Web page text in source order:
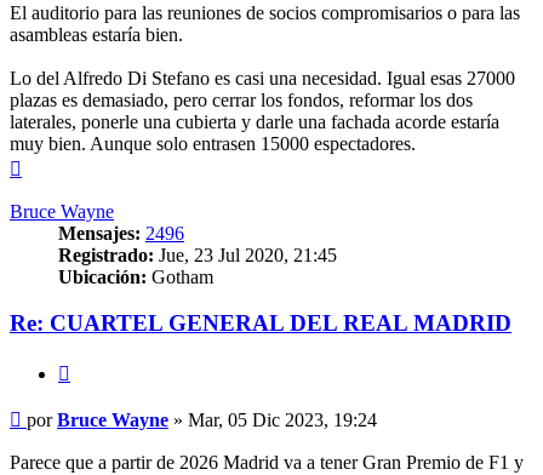
El auditorio para las reuniones de socios compromisarios o para las
asambleas estaría bien.
Lo del Alfredo Di Stefano es casi una necesidad. Igual esas 27000
plazas es demasiado, pero cerrar los fondos, reformar los dos
laterales, ponerle una cubierta y darle una fachada acorde estaría
muy bien. Aunque solo entrasen 15000 espectadores.
Bruce Wayne
Mensajes: 2496
Registrado: Jue, 23 Jul 2020, 21:45
Ubicación: Gotham
Re: CUARTEL GENERAL DEL REAL MADRID
Mensaje
porBruce Wayne » Mar, 05 Dic 2023, 19:24
Parece que a partir de 2026 Madrid va a tener Gran Premio de F1 y